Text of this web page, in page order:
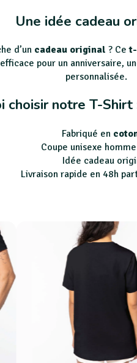
Une idée cadeau
d’un cadeau original ? Ce
pour un anniversaire,
personnalisée.
choisir notre T-Shirt
Fabriqué en
Coupe unisexe
Idée cadeau
Livraison rapide en 48h